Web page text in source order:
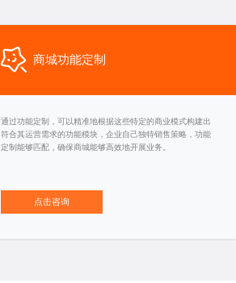
商城功能定制
通过功能定制，可以精准地根据这些特定的商业模式构建出
符合其运营需求的功能模块，企业自己独特销售策略，功能
定制能够匹配，确保商城能够高效地开展业务。
点击咨询